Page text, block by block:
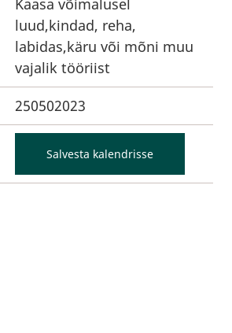
Kaasa võimalusel
luud,kindad, reha,
labidas,käru või mõni muu
vajalik tööriist
250502023
Salvesta kalendrisse